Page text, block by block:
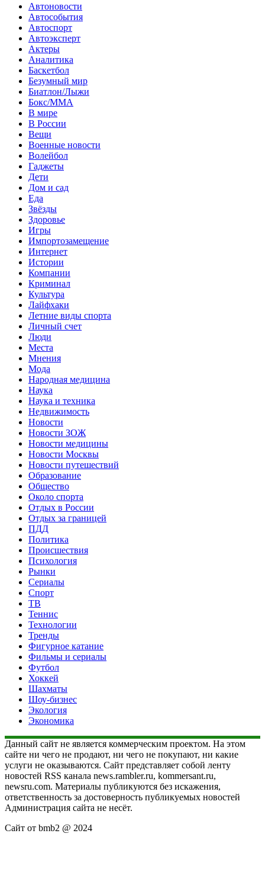
Автоновости
Автособытия
Автоспорт
Автоэксперт
Актеры
Аналитика
Баскетбол
Безумный мир
Биатлон/Лыжи
Бокс/MMA
В мире
В России
Вещи
Военные новости
Волейбол
Гаджеты
Дети
Дом и сад
Еда
Звёзды
Здоровье
Игры
Импортозамещение
Интернет
Истории
Компании
Криминал
Культура
Лайфхаки
Летние виды спорта
Личный счет
Люди
Места
Мнения
Мода
Народная медицина
Наука
Наука и техника
Недвижимость
Новости
Новости ЗОЖ
Новости медицины
Новости Москвы
Новости путешествий
Образование
Общество
Около спорта
Отдых в России
Отдых за границей
ПДД
Политика
Происшествия
Психология
Рынки
Сериалы
Спорт
ТВ
Теннис
Технологии
Тренды
Фигурное катание
Фильмы и сериалы
Футбол
Хоккей
Шахматы
Шоу-бизнес
Экология
Экономика
Данный сайт не является коммерческим проектом. На этом
сайте ни чего не продают, ни чего не покупают, ни какие
услуги не оказываются. Сайт представляет собой ленту
новостей RSS канала news.rambler.ru, kommersant.ru,
newsru.com. Материалы публикуются без искажения,
ответственность за достоверность публикуемых новостей
Администрация сайта не несёт.
Сайт от bmb2 @ 2024